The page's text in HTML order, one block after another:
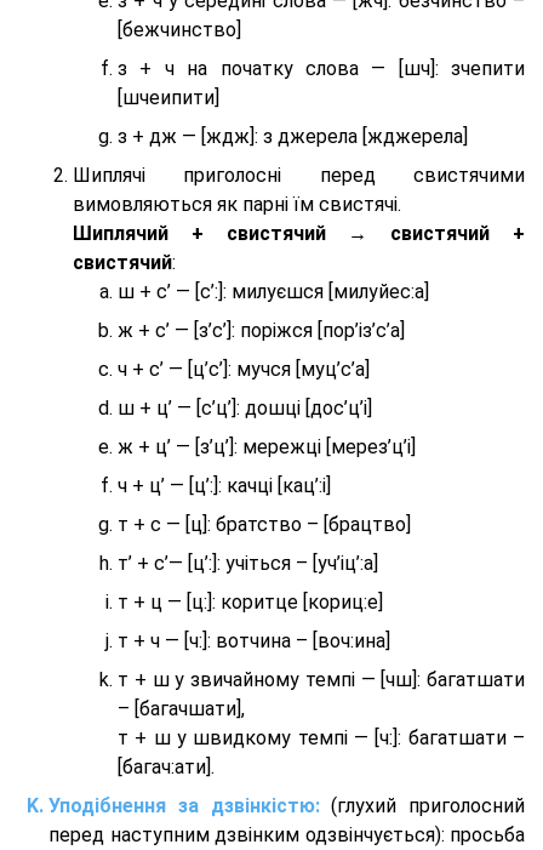
[бежчинство]
з + ч на початку слова — [шч]: зчепити
[шчеипити]
з + дж — [ждж]: з джерела [жджерела]
Шиплячі приголосні перед свистячими
вимовляються як парні їм свистячі.
Шиплячий + свистячий → свистячий +
свистячий:
ш + с’ — [с’:]: милуєшся [милуйес:а]
ж + с’ — [з’с’]: поріжся [пор’із’с’а]
ч + с’ — [ц’с’]: мучся [муц’с’а]
ш + ц’ — [с’ц’]: дошці [дос’ц’і]
ж + ц’ — [з’ц’]: мережці [мерез’ц’і]
ч + ц’ — [ц’:]: качці [кац’:і]
т + с — [ц]: братство – [брaцтво]
т’ + с’— [ц’:]: учіться – [уч’іц’:a]
т + ц — [ц:]: коритце [кориц:е]
т + ч — [ч:]: вотчина – [вoч:ина]
т + ш у звичайному темпі — [чш]: багатшати
– [багачшати],
т + ш у швидкому темпі — [ч:]: багатшати –
[багач:ати].
Уподібнення за дзвінкістю:(глухий приголосний
перед наступним дзвінким одзвінчується): просьба